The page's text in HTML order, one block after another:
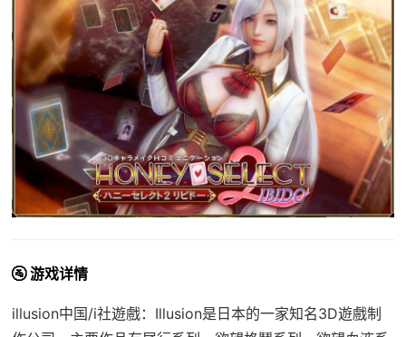
🚰 游戏详情
illusion中国/i社遊戲：Illusion是日本的一家知名3D遊戲制